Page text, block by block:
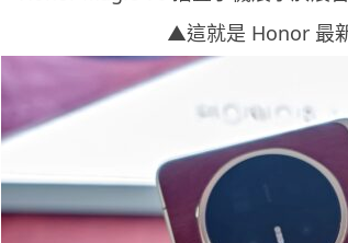
▲這就是 Honor 最